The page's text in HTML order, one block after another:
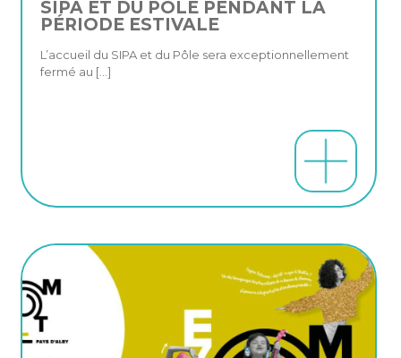
SIPA ET DU PÔLE PENDANT LA
PÉRIODE ESTIVALE
L’accueil du SIPA et du Pôle sera exceptionnellement
fermé au […]